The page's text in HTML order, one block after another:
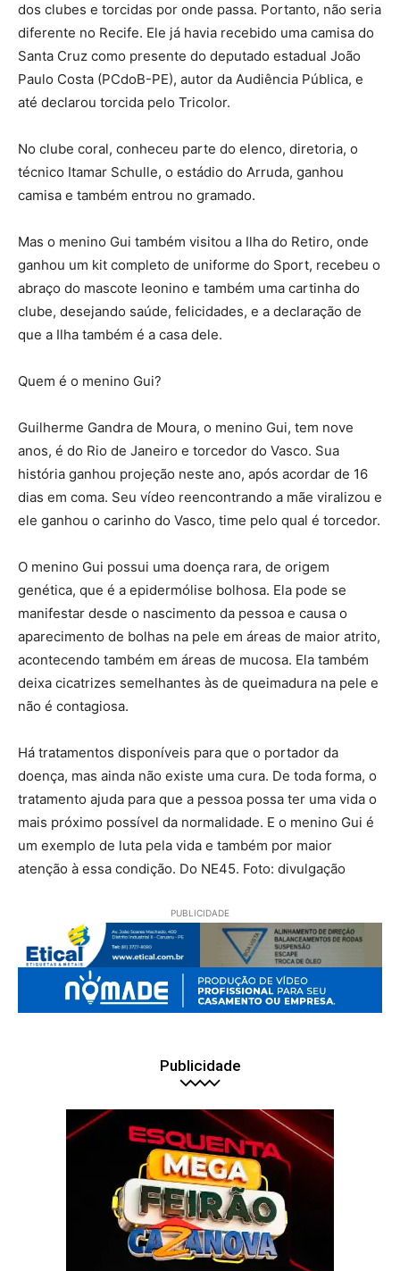
dos clubes e torcidas por onde passa. Portanto, não seria
diferente no Recife. Ele já havia recebido uma camisa do
Santa Cruz como presente do deputado estadual João
Paulo Costa (PCdoB-PE), autor da Audiência Pública, e
até declarou torcida pelo Tricolor.
No clube coral, conheceu parte do elenco, diretoria, o
técnico Itamar Schulle, o estádio do Arruda, ganhou
camisa e também entrou no gramado.
Mas o menino Gui também visitou a Ilha do Retiro, onde
ganhou um kit completo de uniforme do Sport, recebeu o
abraço do mascote leonino e também uma cartinha do
clube, desejando saúde, felicidades, e a declaração de
que a Ilha também é a casa dele.
Quem é o menino Gui?
Guilherme Gandra de Moura, o menino Gui, tem nove
anos, é do Rio de Janeiro e torcedor do Vasco. Sua
história ganhou projeção neste ano, após acordar de 16
dias em coma. Seu vídeo reencontrando a mãe viralizou e
ele ganhou o carinho do Vasco, time pelo qual é torcedor.
O menino Gui possui uma doença rara, de origem
genética, que é a epidermólise bolhosa. Ela pode se
manifestar desde o nascimento da pessoa e causa o
aparecimento de bolhas na pele em áreas de maior atrito,
acontecendo também em áreas de mucosa. Ela também
deixa cicatrizes semelhantes às de queimadura na pele e
não é contagiosa.
Há tratamentos disponíveis para que o portador da
doença, mas ainda não existe uma cura. De toda forma, o
tratamento ajuda para que a pessoa possa ter uma vida o
mais próximo possível da normalidade. E o menino Gui é
um exemplo de luta pela vida e também por maior
atenção à essa condição. Do NE45. Foto: divulgação
PUBLICIDADE
Publicidade